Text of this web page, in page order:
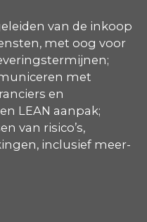
van de inkoop
met oog voor
met
en
LEAN aanpak;
van risico’s,
inclusief meer-